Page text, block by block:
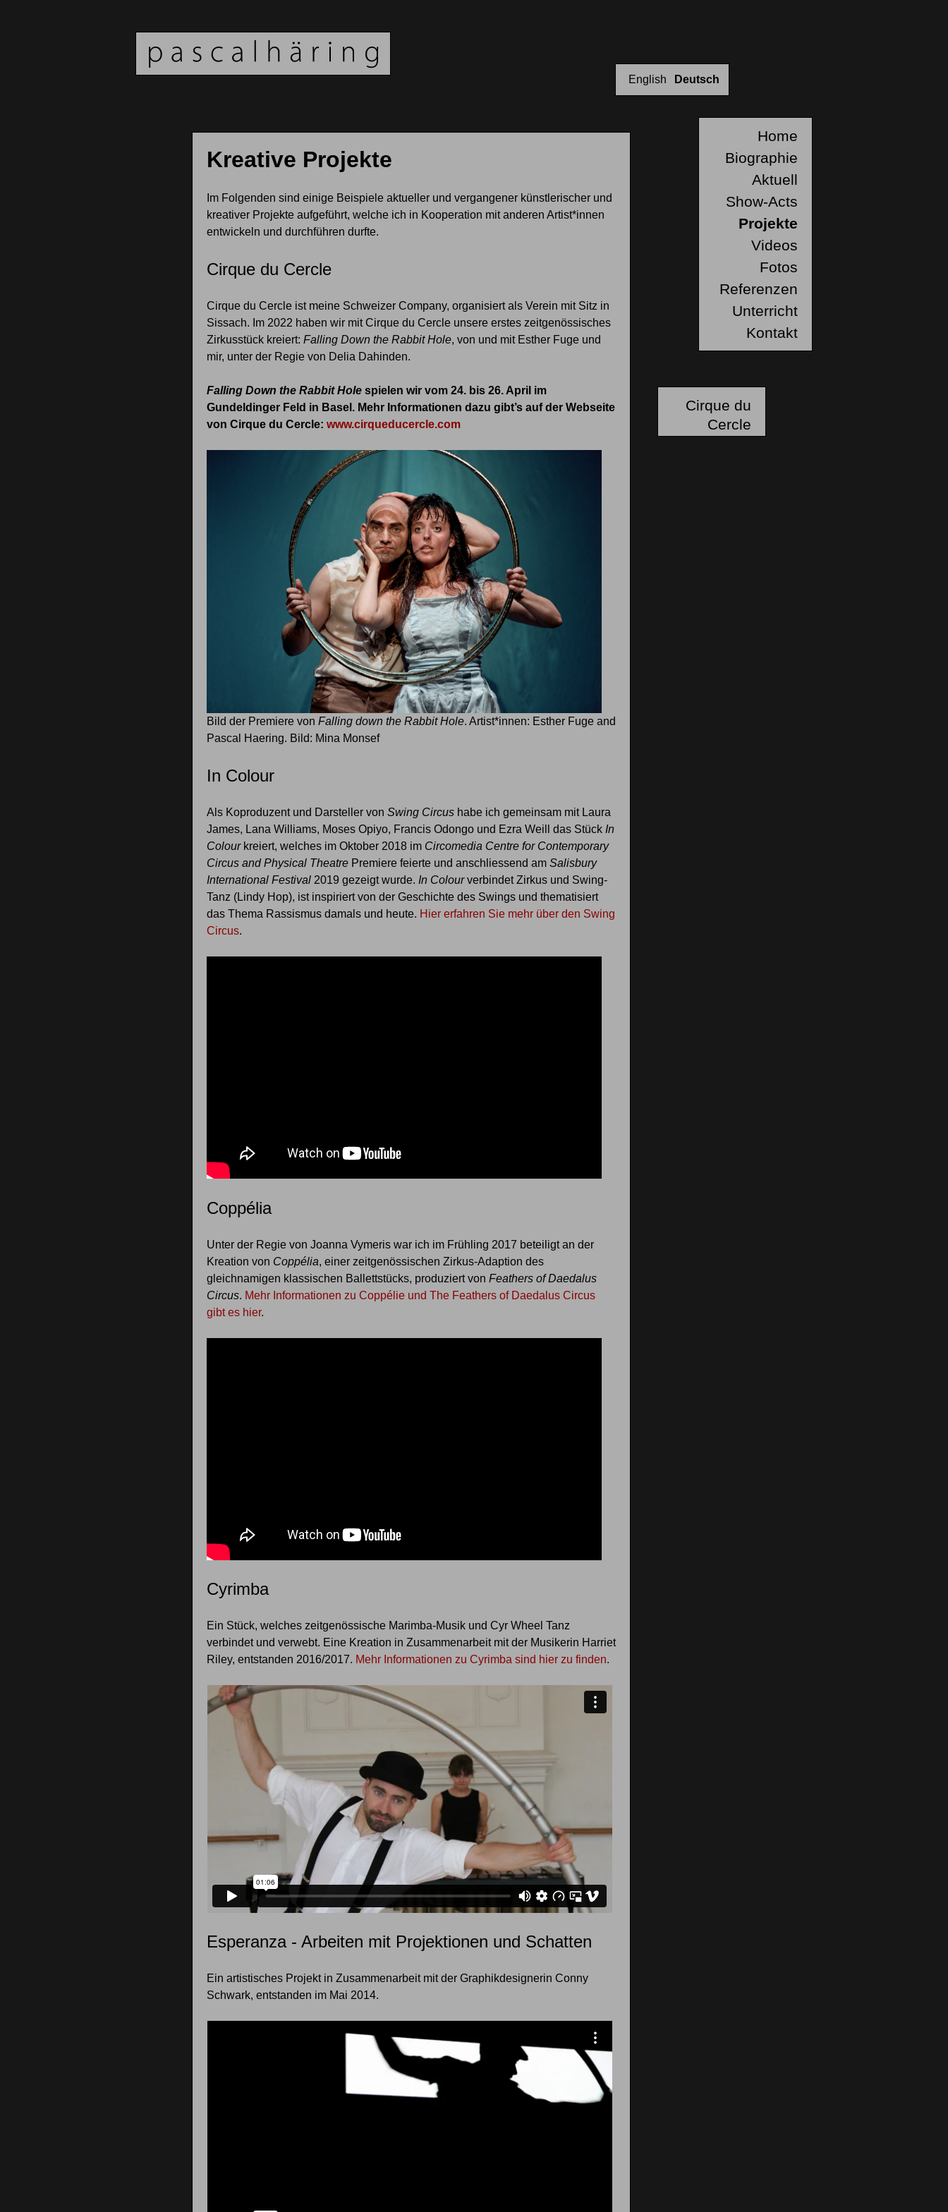
English Deutsch
Home
Biographie
Aktuell
Show-Acts
Projekte
Videos
Fotos
Referenzen
Unterricht
Kontakt
Cirque du
Cercle
Kreative Projekte
Im Folgenden sind einige Beispiele aktueller und vergangener künstlerischer und
kreativer Projekte aufgeführt, welche ich in Kooperation mit anderen Artist*innen
entwickeln und durchführen durfte.
Cirque du Cercle
Cirque du Cercle ist meine Schweizer Company, organisiert als Verein mit Sitz in
Sissach. Im 2022 haben wir mit Cirque du Cercle unsere erstes zeitgenössisches
Zirkusstück kreiert: Falling Down the Rabbit Hole, von und mit Esther Fuge und
mir, unter der Regie von Delia Dahinden.
Falling Down the Rabbit Hole spielen wir vom 24. bis 26. April im
Gundeldinger Feld in Basel. Mehr Informationen dazu gibt’s auf der Webseite
von Cirque du Cercle: www.cirqueducercle.com
Bild der Premiere von Falling down the Rabbit Hole. Artist*innen: Esther Fuge and
Pascal Haering. Bild: Mina Monsef
In Colour
Als Koproduzent und Darsteller von Swing Circus habe ich gemeinsam mit Laura
James, Lana Williams, Moses Opiyo, Francis Odongo und Ezra Weill das Stück In
Colourkreiert, welches im Oktober 2018 im Circomedia Centre for Contemporary
Circus and Physical Theatre Premiere feierte und anschliessend am Salisbury
International Festival 2019 gezeigt wurde. In Colourverbindet Zirkus und Swing-
Tanz (Lindy Hop), ist inspiriert von der Geschichte des Swings und thematisiert
das Thema Rassismus damals und heute. Hier erfahren Sie mehr über den Swing
Circus.
Coppélia
Unter der Regie von Joanna Vymeris war ich im Frühling 2017 beteiligt an der
Kreation von Coppélia, einer zeitgenössischen Zirkus-Adaption des
gleichnamigen klassischen Ballettstücks, produziert von Feathers of Daedalus
Circus. Mehr Informationen zu Coppélie und The Feathers of Daedalus Circus
gibt es hier.
Cyrimba
Ein Stück, welches zeitgenössische Marimba-Musik und Cyr Wheel Tanz
verbindet und verwebt. Eine Kreation in Zusammenarbeit mit der Musikerin Harriet
Riley, entstanden 2016/2017. Mehr Informationen zu Cyrimba sind hier zu finden.
Esperanza - Arbeiten mit Projektionen und Schatten
Ein artistisches Projekt in Zusammenarbeit mit der Graphikdesignerin Conny
Schwark, entstanden im Mai 2014.